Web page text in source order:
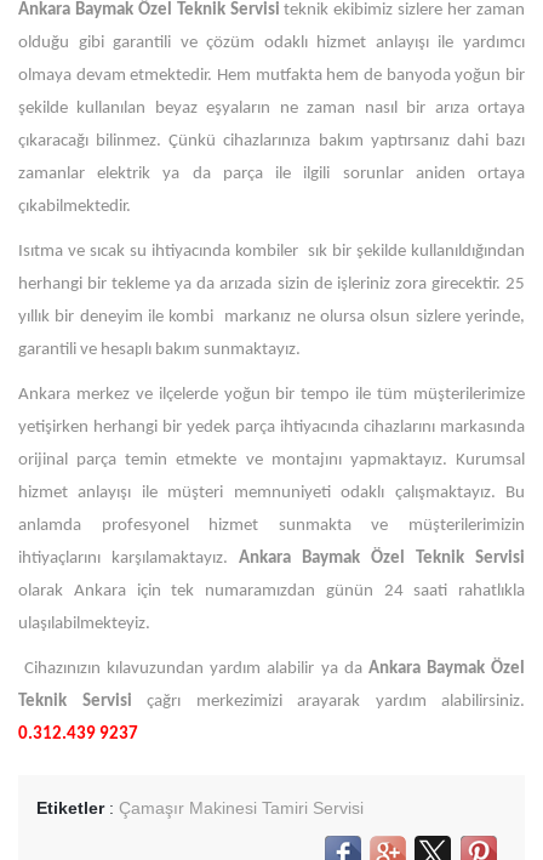
Ankara Baymak Özel Teknik Servisiteknik ekibimiz sizlere her zaman
olduğu gibi garantili ve çözüm odaklı hizmet anlayışı ile yardımcı
olmaya devam etmektedir. Hem mutfakta hem de banyoda yoğun bir
şekilde kullanılan beyaz eşyaların ne zaman nasıl bir arıza ortaya
çıkaracağı bilinmez. Çünkü cihazlarınıza bakım yaptırsanız dahi bazı
zamanlar elektrik ya da parça ile ilgili sorunlar aniden ortaya
çıkabilmektedir.
Isıtma ve sıcak su ihtiyacında kombiler sık bir şekilde kullanıldığından
herhangi bir tekleme ya da arızada sizin de işleriniz zora girecektir. 25
yıllık bir deneyim ile kombi markanız ne olursa olsun sizlere yerinde,
garantili ve hesaplı bakım sunmaktayız.
Ankara merkez ve ilçelerde yoğun bir tempo ile tüm müşterilerimize
yetişirken herhangi bir yedek parça ihtiyacında cihazlarını markasında
orijinal parça temin etmekte ve montajını yapmaktayız. Kurumsal
hizmet anlayışı ile müşteri memnuniyeti odaklı çalışmaktayız. Bu
anlamda profesyonel hizmet sunmakta ve müşterilerimizin
ihtiyaçlarını karşılamaktayız. Ankara Baymak Özel Teknik Servisi
olarak Ankara için tek numaramızdan günün 24 saati rahatlıkla
ulaşılabilmekteyiz.
Cihazınızın kılavuzundan yardım alabilir ya da Ankara Baymak Özel
Teknik Servisi çağrı merkezimizi arayarak yardım alabilirsiniz.
0.312.439 9237
Etiketler: Çamaşır Makinesi Tamiri Servisi